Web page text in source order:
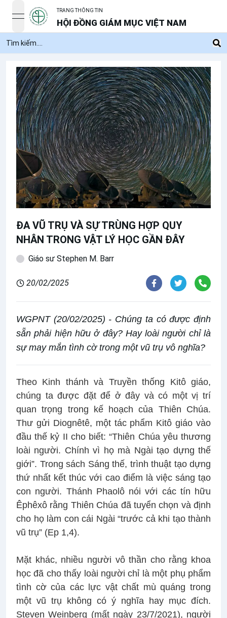
open navigation menu
TRANG THÔNG TIN
HỘI ĐỒNG GIÁM MỤC VIỆT NAM
ĐA VŨ TRỤ VÀ SỰ TRÙNG HỢP QUY
NHÂN TRONG VẬT LÝ HỌC GẦN ĐÂY
Giáo sư Stephen M. Barr
20/02/2025
WGPNT (20/02/2025) - Chúng ta có được định
sẵn phải hiện hữu ở đây? Hay loài người chỉ là
sự may mắn tình cờ trong một vũ trụ vô nghĩa?
Theo Kinh thánh và Truyền thống Kitô giáo,
chúng ta được đặt để ở đây và có một vị trí
quan trọng trong kế hoạch của Thiên Chúa.
Thư gửi Diognêtê, một tác phẩm Kitô giáo vào
đầu thế kỷ II cho biết: “Thiên Chúa yêu thương
loài người. Chính vì họ mà Ngài tạo dựng thế
giới”. Trong sách Sáng thế, trình thuật tạo dựng
thứ nhất kết thúc với cao điểm là việc sáng tạo
con người. Thánh Phaolô nói với các tín hữu
Êphêxô rằng Thiên Chúa đã tuyển chọn và định
cho họ làm con cái Ngài “trước cả khi tạo thành
vũ trụ” (Ep 1,4).
Mặt khác, nhiều người vô thần cho rằng khoa
học đã cho thấy loài người chỉ là một phụ phẩm
tình cờ của các lực vật chất mù quáng trong
một vũ trụ không có ý nghĩa hay mục đích.
Steven Weinberg (mất ngày 23/7/2021), người